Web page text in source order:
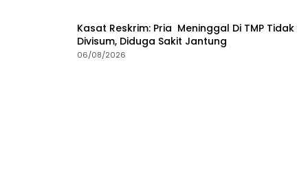
Kasat Reskrim: Pria Meninggal Di TMP Tidak
Divisum, Diduga Sakit Jantung
06/08/2026